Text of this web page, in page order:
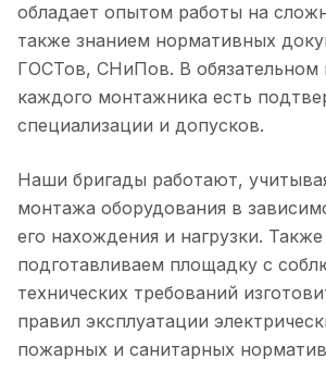
обладает опытом работы на
также знанием нормативных
ГОСТов, СНиПов. В обязательном
каждого монтажника есть
специализации и допусков.
Наши бригады работают,
монтажа оборудования в
его нахождения и нагрузки.
подготавливаем площадку с
технических требований
правил эксплуатации
пожарных и санитарных